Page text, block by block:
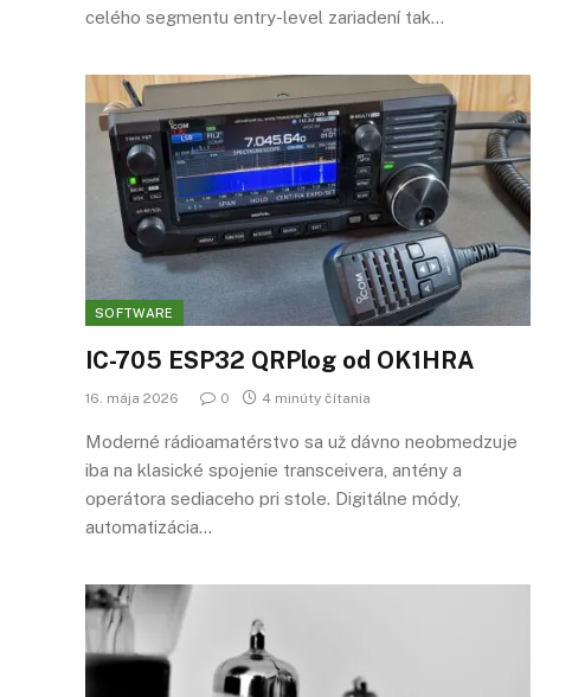
celého segmentu entry-level zariadení tak…
SOFTWARE
IC-705 ESP32 QRPlog od OK1HRA
16. mája 2026 0 4 minúty čítania
Moderné rádioamatérstvo sa už dávno neobmedzuje
iba na klasické spojenie transceivera, antény a
operátora sediaceho pri stole. Digitálne módy,
automatizácia…